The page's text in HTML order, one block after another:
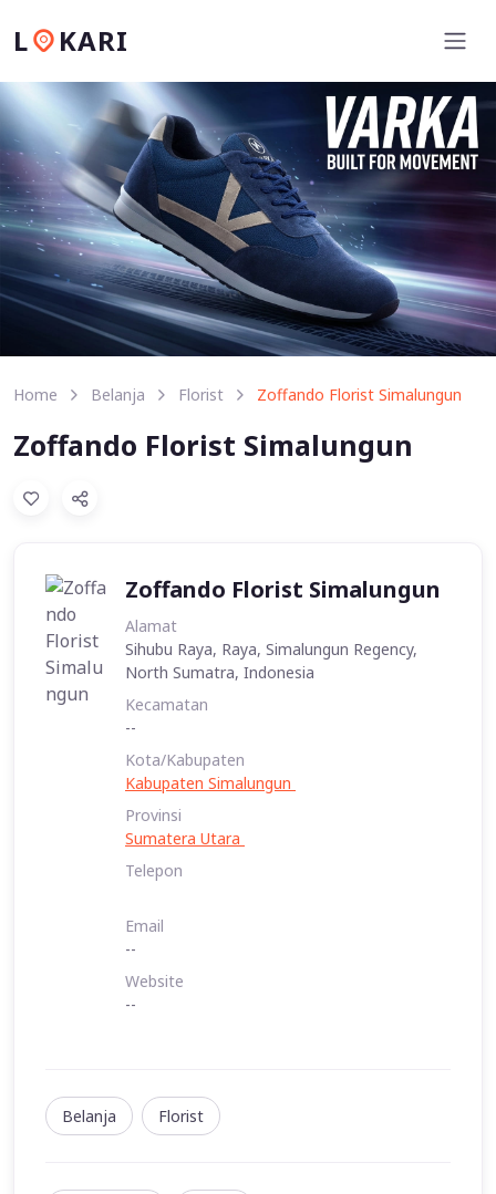
L KARI
Home Belanja Florist Zoffando Florist Simalungun
Zoffando Florist Simalungun
Zoffando Florist Simalungun
Alamat
Sihubu Raya, Raya, Simalungun Regency,
North Sumatra, Indonesia
Kecamatan
--
Kota/Kabupaten
Kabupaten Simalungun
Provinsi
Sumatera Utara
Telepon
Email
--
Website
--
Belanja Florist